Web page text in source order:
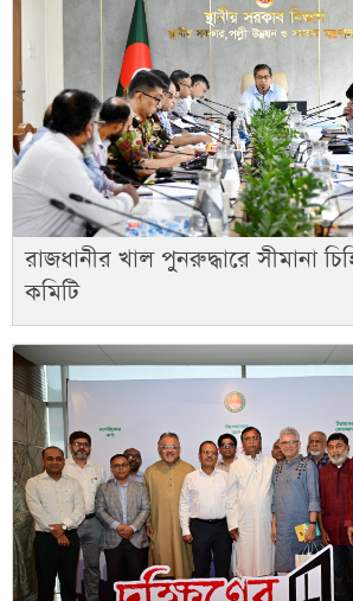
রাজধানীর খাল পুনরুদ্ধারে সীমানা
কমিটি